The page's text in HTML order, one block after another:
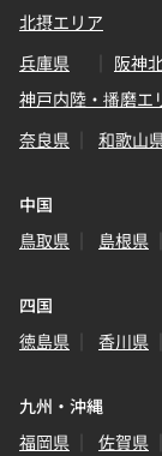
北摂エリア
兵庫県
阪神
神戸内陸・播磨エ
奈良県
和歌山
中国
鳥取県
島根県
四国
徳島県
香川県
九州・沖縄
福岡県
佐賀県